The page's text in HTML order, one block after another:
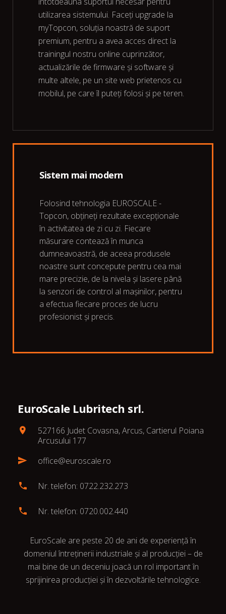
utilizarea sistemului. Faceți upgrade la
myTopcon, soluția noastră de suport
premium, pentru a avea acces direct la
trainingul nostru online cuprinzător,
actualizările de firmware și software și
multe altele, pe un site web prietenos cu
mobilul, pe care îl puteți folosi și pe teren.
Sistem mai modern
Folosind tehnologia EUROSCALE -
Topcon, obțineți rezultate excepționale
în activitatea de zi cu zi. Fiecare
măsurare contează în munca
dumneavoastră, de aceea produsele
noastre sunt concepute pentru cea mai
mare precizie, de la nivela și lasere până
la senzori de control al mașinilor, pentru
a efectua fiecare proces de lucru
profesionist și precis.
EuroScale Lubritech srl.
527166 Judet Covasna, Arcus, Cartierul Poiana
Arcusului 177
office@euroscale.ro
Nr. telefon: 0722.232.273
Nr. telefon: 0720.002.440
EuroScale are peste 20 de ani de experiență în
domeniul întreținerii industriale și al producției – de
mai bine de un deceniu joacă un rol important în
sprijinirea producției și în dezvoltările tehnologice.